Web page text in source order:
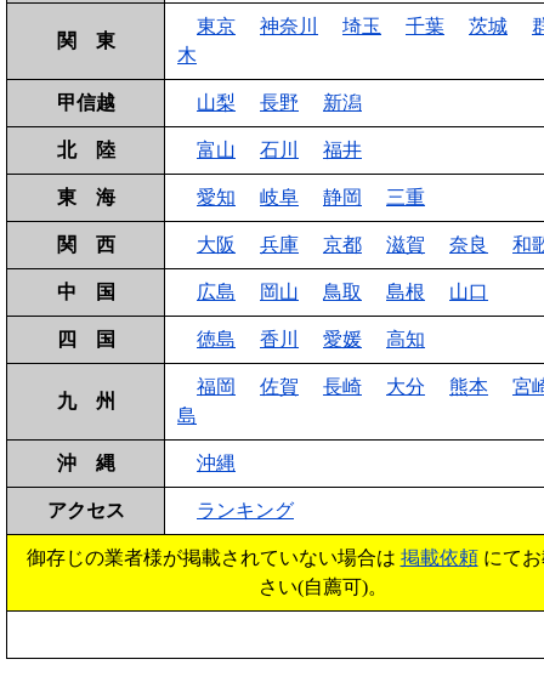
関 東
東京 神奈川 埼玉 千葉 茨城
木
甲信越 山梨 長野 新潟
北 陸 富山 石川 福井
東 海 愛知 岐阜 静岡 三重
関 西 大阪 兵庫 京都 滋賀 奈良 和
中 国 広島 岡山 鳥取 島根 山口
四 国 徳島 香川 愛媛 高知
九 州
福岡 佐賀 長崎 大分 熊本
宮
島
沖 縄 沖縄
アクセス ランキング
御存じの業者様が掲載されていない場合は 掲載依頼にてお
さい(自薦可)。